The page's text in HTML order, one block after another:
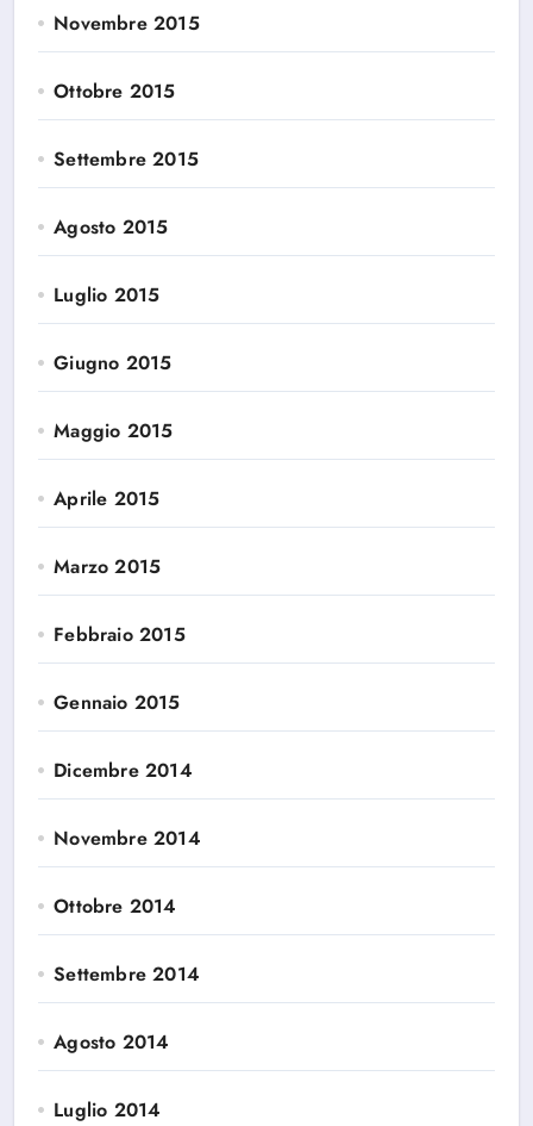
Novembre 2015
Ottobre 2015
Settembre 2015
Agosto 2015
Luglio 2015
Giugno 2015
Maggio 2015
Aprile 2015
Marzo 2015
Febbraio 2015
Gennaio 2015
Dicembre 2014
Novembre 2014
Ottobre 2014
Settembre 2014
Agosto 2014
Luglio 2014